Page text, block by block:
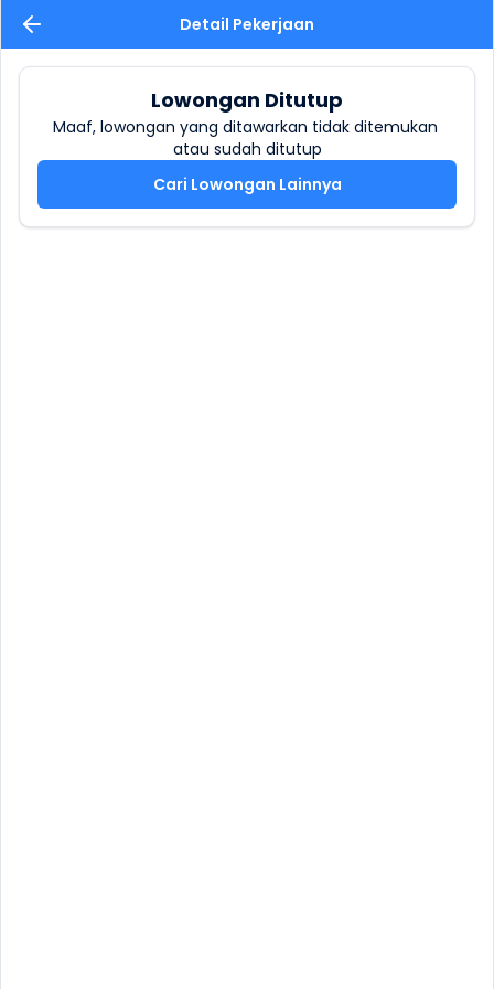
Detail Pekerjaan
Lowongan Ditutup
Maaf, lowongan yang ditawarkan tidak ditemukan
atau sudah ditutup
Cari Lowongan Lainnya